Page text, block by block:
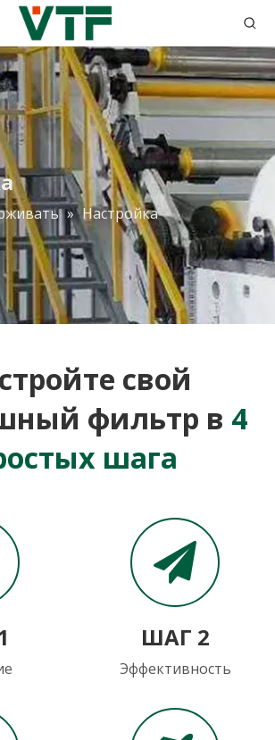
» Настройка
свой
фильтр в 4
шага
ШАГ 2
Эффективность